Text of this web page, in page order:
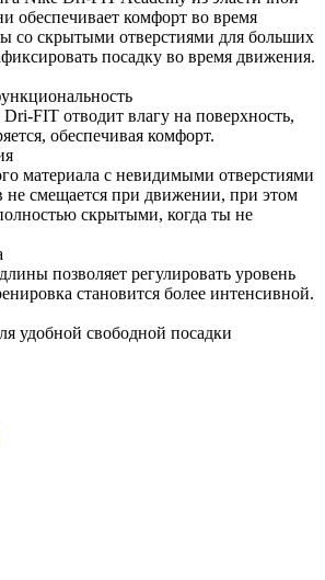
обеспечивает комфорт во время
со скрытыми отверстиями для больших
посадку во время движения.
FIT отводит влагу на поверхность,
обеспечивая комфорт.
материала с невидимыми отверстиями
не смещается при движении, при этом
скрытыми, когда ты не
позволяет регулировать уровень
становится более интенсивной.
удобной свободной посадки